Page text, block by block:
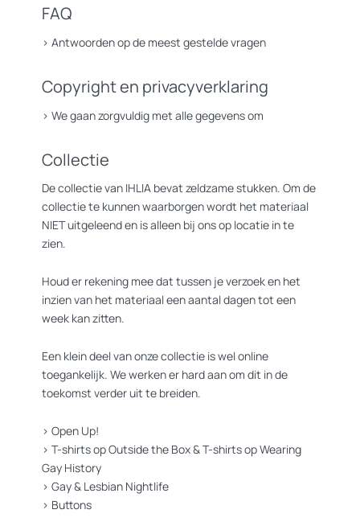
FAQ
> Antwoorden op de meest gestelde vragen
Copyright en privacyverklaring
> We gaan zorgvuldig met alle gegevens om
Collectie
De collectie van IHLIA bevat zeldzame stukken. Om de
collectie te kunnen waarborgen wordt het materiaal
NIET uitgeleend en is alleen bij ons op locatie in te
zien.
Houd er rekening mee dat tussen je verzoek en het
inzien van het materiaal een aantal dagen tot een
week kan zitten.
Een klein deel van onze collectie is wel online
toegankelijk. We werken er hard aan om dit in de
toekomst verder uit te breiden.
> Open Up!
> T-shirts op Outside the Box&T-shirts op Wearing
Gay History
> Gay & Lesbian Nightlife
> Buttons